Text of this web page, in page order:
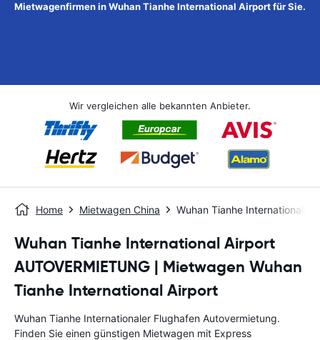
Mietwagenfirmen in Wuhan Tianhe International Airport für Sie.
Wir vergleichen alle bekannten Anbieter.
Home Mietwagen China Wuhan Tianhe Internationaler
Wuhan Tianhe International Airport
AUTOVERMIETUNG | Mietwagen Wuhan
Tianhe International Airport
Wuhan Tianhe Internationaler Flughafen Autovermietung.
Finden Sie einen günstigen Mietwagen mit Express